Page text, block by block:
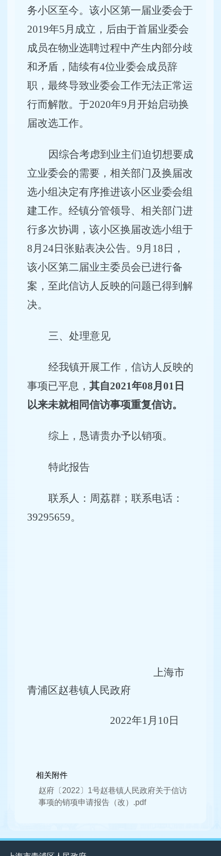
务小区至今。该小区第一届业委会于
2019年5月成立，后由于首届业委会
成员在物业选聘过程中产生内部分歧
和矛盾，陆续有4位业委会成员辞
职，最终导致业委会工作无法正常运
行而解散。于2020年9月开始启动换
届改选工作。
因综合考虑到业主们迫切想要成
立业委会的需要，相关部门及换届改
选小组决定有序推进该小区业委会组
建工作。经镇分管领导、相关部门进
行多次协调，该小区换届改选小组于
8月 24日张贴表决公告。 9月 18 日，
该小区第二届业主委员会已进行备
案，至此信访人反映的问题已得到解
决。
三、处理意见
经我镇开展工作，信访人反映的
事项已平息， 其自2021年08月 01 日
以来未就相同信访事项重复信访。
综上，恳请贵办予以销项。
特此报告
联系人：周荔群；联系电话：
39295659。
上海市
青浦区赵巷镇人民政府
2022年1月 10 日
相关附件
赵府〔2022〕1号赵巷镇人民政府关于信访
事项的销项申请报告（改）.pdf